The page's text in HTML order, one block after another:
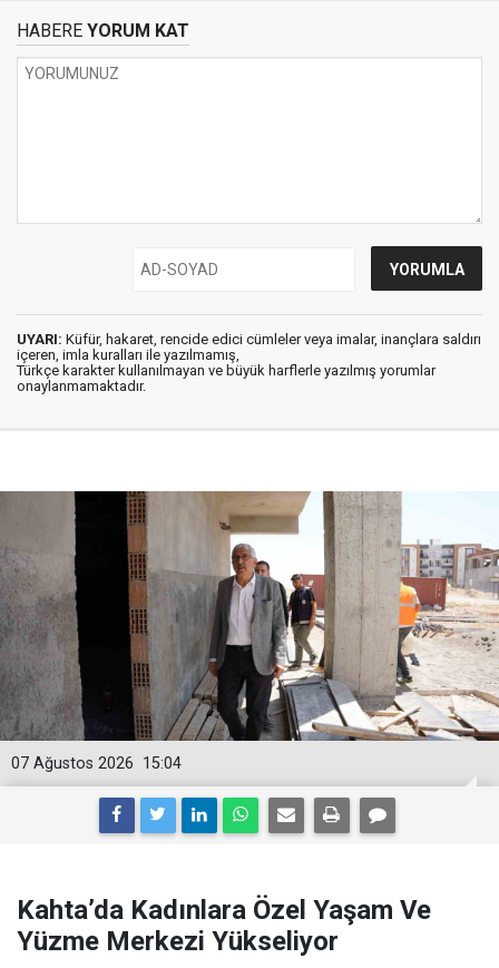
HABERE YORUM KAT
UYARI: Küfür, hakaret, rencide edici cümleler veya imalar, inançlara saldırı
içeren, imla kuralları ile yazılmamış,
Türkçe karakter kullanılmayan ve büyük harflerle yazılmış yorumlar
onaylanmamaktadır.
15:04
07 Ağustos 2026
Kahta’da Kadınlara Özel Yaşam Ve
Yüzme Merkezi Yükseliyor